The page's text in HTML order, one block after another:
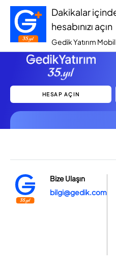
Dakikalar
hesabınızı açın
Gedik Yatırım Mobil
HESAP AÇIN
Bize Ulaşın
bilgi@gedik.com